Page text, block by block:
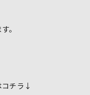
。
コチラ↓